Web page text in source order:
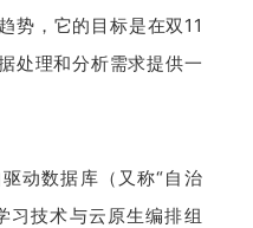
势，它的目标是在双11
处理和分析需求提供一
动数据库（又称“自治
习技术与云原生编排组